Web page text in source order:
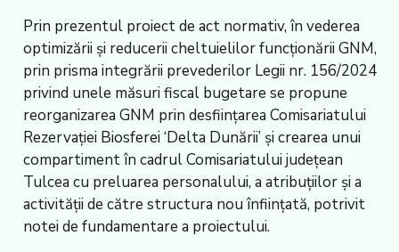
Prin prezentul proiect de act normativ, în vederea
optimizării și reducerii cheltuielilor funcționării GNM,
prin prisma integrării prevederilor Legii nr. 156/2024
privind unele măsuri fiscal bugetare se propune
reorganizarea GNM prin desființarea Comisariatului
Rezervației Biosferei ‘Delta Dunării’ și crearea unui
compartiment în cadrul Comisariatului județean
Tulcea cu preluarea personalului, a atribuțiilor și a
activității de către structura nou înființată, potrivit
notei de fundamentare a proiectului.